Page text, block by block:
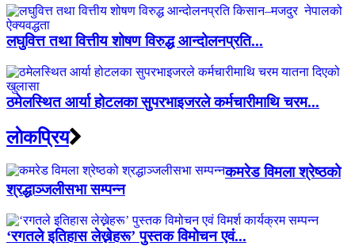
लघुवित्त तथा वित्तीय शोषण विरुद्ध आन्दोलनप्रति...
ठमेलस्थित आर्या होटलका सुपरभाइजरले कर्मचारीमाथि चरम...
लाेकप्रिय
कमरेड विमला श्रेष्ठको
श्रद्धाञ्जलीसभा सम्पन्न
‘रगतले इतिहास लेख्नेहरू’ पुस्तक विमोचन एवं...